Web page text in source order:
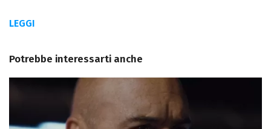
LEGGI
Potrebbe interessarti anche